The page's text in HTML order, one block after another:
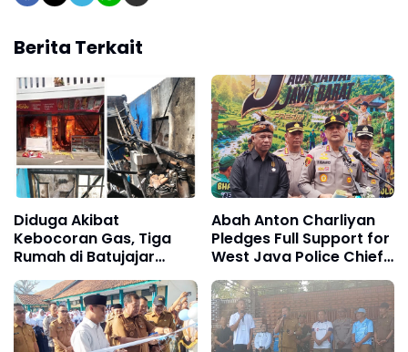
Berita Terkait
Diduga Akibat
Kebocoran Gas, Tiga
Rumah di Batujajar
Ludes Terbakar,
Kerugian Ditaksir
Mencapai Rp750 Juta
Abah Anton Charliyan
Pledges Full Support for
West Java Police Chief
Insp. Gen. Pipit
Rismanto, Calls on
Public to Back
"Safeguard and
Preserve Exceptional